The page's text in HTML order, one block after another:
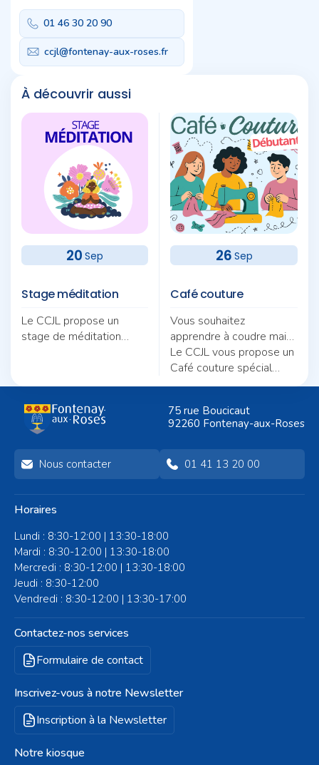
01 46 30 20 90
ccjl@fontenay-aux-roses.fr
À découvrir aussi
20 Sep
Stage méditation
Le CCJL propose un
stage de méditation
deux fils pour une même
26 Sep
Café couture
Vous souhaitez
apprendre à coudre mais
ne savez pas par où
commencer ?
Le CCJL vous propose un
Café couture spécial
débutants, animé par
75 rue Boucicaut
92260 Fontenay-aux-Roses
Nous contacter 01 41 13 20 00
Horaires
Lundi : 8:30-12:00 | 13:30-18:00
Mardi : 8:30-12:00 | 13:30-18:00
Mercredi : 8:30-12:00 | 13:30-18:00
Jeudi : 8:30-12:00
Vendredi : 8:30-12:00 | 13:30-17:00
Contactez-nos services
Formulaire de contact
Inscrivez-vous à notre Newsletter
Inscription à la Newsletter
Notre kiosque